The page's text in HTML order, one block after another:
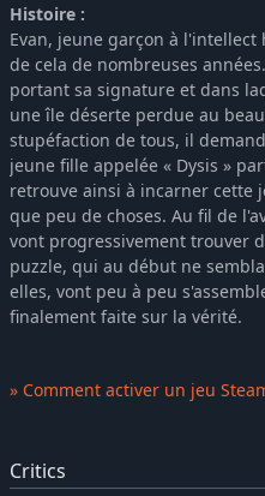
Histoire :
Evan, jeune garçon à
de cela de nombreuses
portant sa signature et dans
une île déserte perdue au
stupéfaction de tous, il
jeune fille appelée « Dysis »
retrouve ainsi à incarner cette
que peu de choses. Au fil de
vont progressivement trouver
puzzle, qui au début ne
elles, vont peu à peu
finalement faite sur la vérité.
» Comment activer un jeu
Critics